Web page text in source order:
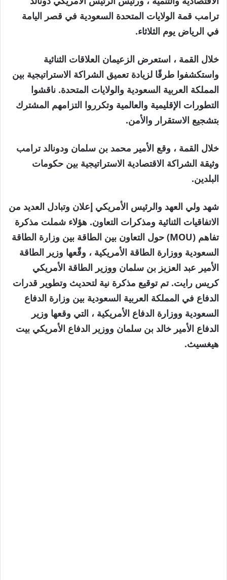
ترامب قمة الولايات المتحدة السعودية في قصر اليامة
في الرياض يوم الثلاثاء.
خلال القمة ، استعرض الزعيمان العلاقات الثنائية
واستكشفوا طرقًا لزيادة تعميق الشراكة الاستراتيجية بين
المملكة العربية السعودية والولايات المتحدة. ناقشوا
التطورات الإقليمية والعالمية وتكرروا التزامهم المشترك
بتشجيع الاستقرار والأمن.
خلال القمة ، وقع الأمير محمد بن سلمان ودونالد ترامب
وثيقة الشراكة الاقتصادية الاستراتيجية بين حكومات
البلدين.
شهد ولي العهد والرئيس الأمريكي إعلان وتبادل العديد من
الاتفاقيات الثنائية ومذكرات التعاون. هؤلاء شملت مذكرة
تفاهم (MOU) حول التعاون بين الطاقة بين وزارة الطاقة
السعودية ووزارة الطاقة الأمريكية ، وقّعها وزير الطاقة
الأمير عبد العزيز بن سلمان ووزير الطاقة الأمريكي
كريس رايت. تم توقيع مذكرة نية لتحديث وتطوير قدرات
الدفاع في المملكة العربية السعودية بين وزارة الدفاع
السعودية ووزارة الدفاع الأمريكية ، التي وقعها وزير
الدفاع الأمير خالد بن سلمان ووزير الدفاع الأمريكي بيت
هيغسيث.